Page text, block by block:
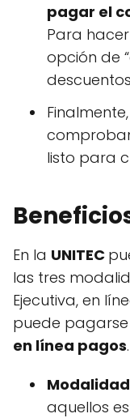
pagar el
Para
opción de
listo para
En la UNITEC
las tres
Ejecutiva, en
puede
en línea pagos.
aquellos